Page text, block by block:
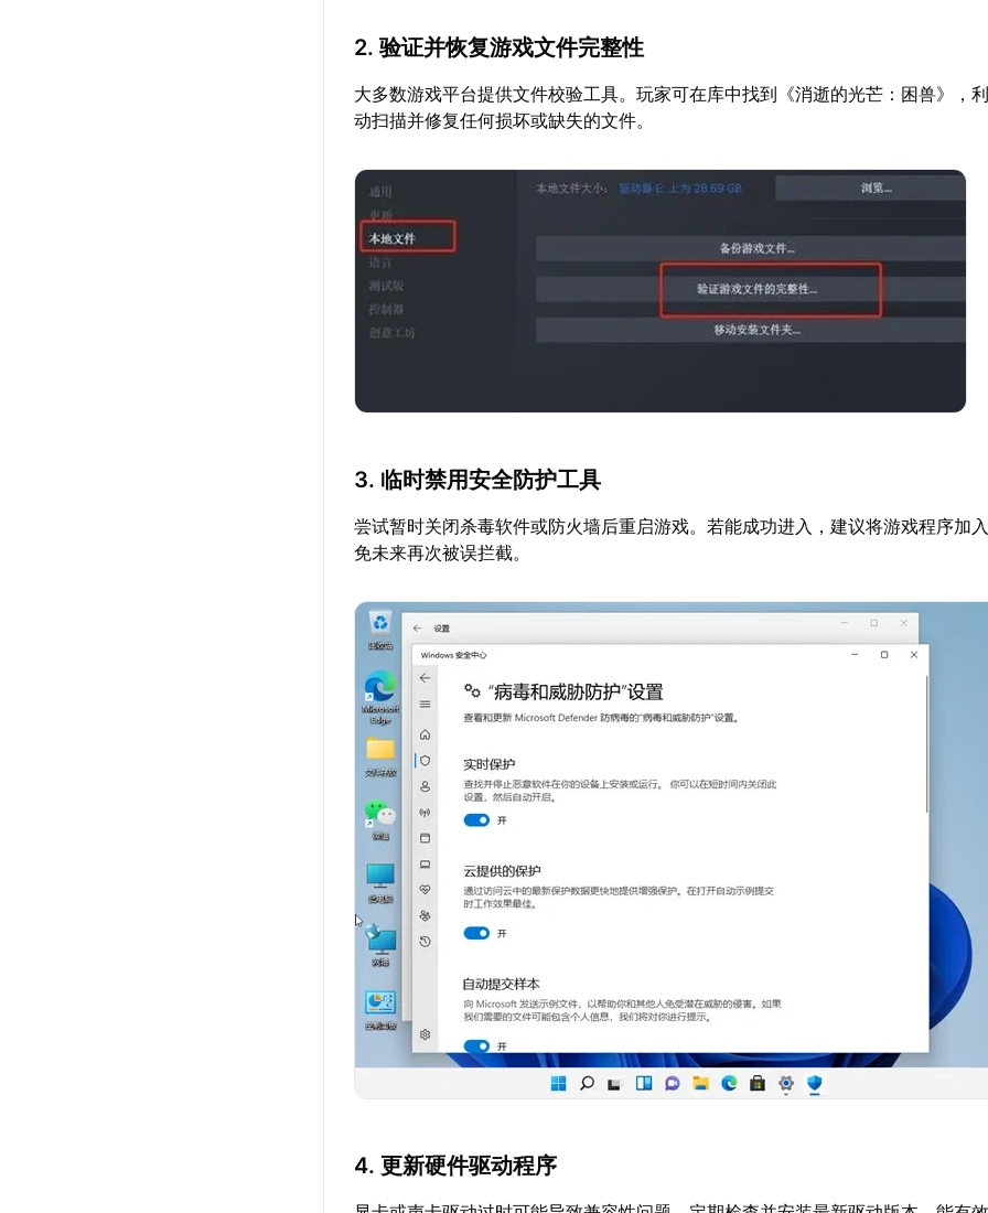
2. 验证并恢复游戏文件完整性
大多数游戏平台提供文件校验工具。玩家可在库中找到《消逝的光芒：困兽》，
动扫描并修复任何损坏或缺失的文件。
3. 临时禁用安全防护工具
尝试暂时关闭杀毒软件或防火墙后重启游戏。若能成功进入，建议将游戏程序加
免未来再次被误拦截。
4. 更新硬件驱动程序